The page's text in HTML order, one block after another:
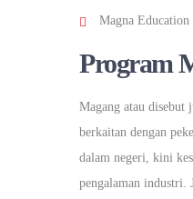
Magna Education
Program
Magang atau disebut
berkaitan dengan
dalam negeri, kini
pengalaman industri.